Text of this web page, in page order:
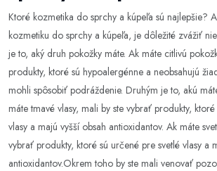
Ktoré kozmetika do sprchy a kúpeľa sú najlepšie?
kozmetiku do sprchy a kúpeľa, je dôležité zvážiť
je to, aký druh pokožky máte. Ak máte citlivú
produkty, ktoré sú hypoalergénne a neobsahujú
mohli spôsobiť podráždenie. Druhým je to, akú
máte tmavé vlasy, mali by ste vybrať produkty,
vlasy a majú vyšší obsah antioxidantov. Ak máte
vybrať produkty, ktoré sú určené pre svetlé vlasy a
antioxidantov.Okrem toho by ste mali venovať